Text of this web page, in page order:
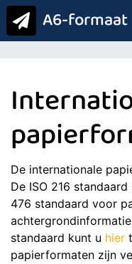
A6-formaat
De internationale
De ISO 216
476 standaard voor
standaard kunt u hier
papierformaten zijn